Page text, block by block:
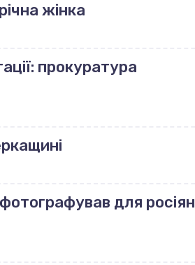
жінка
прокуратура
для росіян